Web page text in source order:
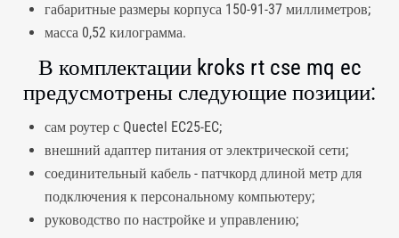
габаритные размеры корпуса 150-91-37 миллиметров;
масса 0,52 килограмма.
В комплектации kroks rt cse mq ec
предусмотрены следующие позиции:
сам роутер с Quectel EC25-EC;
внешний адаптер питания от электрической сети;
соединительный кабель - патчкорд длиной метр для
подключения к персональному компьютеру;
руководство по настройке и управлению;